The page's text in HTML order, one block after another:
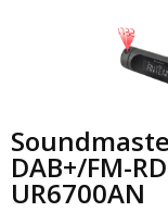
DAB+/FM-
UR6700AN